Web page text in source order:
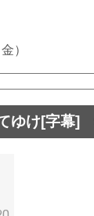
）
ゆけ[字幕]